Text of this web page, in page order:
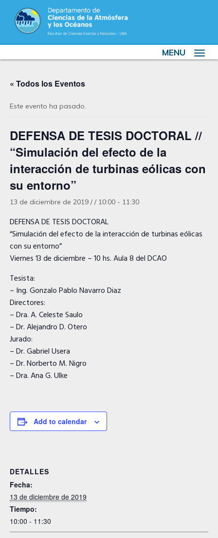
Toggle
MENU
« Todos los Eventos
Este evento ha pasado.
DEFENSA DE TESIS DOCTORAL //
“Simulación del efecto de la
interacción de turbinas eólicas con
su entorno”
13 de diciembre de 2019 / / 10:00 - 11:30
DEFENSA DE TESIS DOCTORAL
“Simulación del efecto de la interacción de turbinas eólicas
con su entorno”
Viernes 13 de diciembre – 10 hs. Aula 8 del DCAO
Tesista:
– Ing. Gonzalo Pablo Navarro Diaz
Directores:
– Dra. A. Celeste Saulo
– Dr. Alejandro D. Otero
Jurado:
– Dr. Gabriel Usera
– Dr. Norberto M. Nigro
– Dra. Ana G. Ulke
Add to calendar
DETALLES
Fecha:
13 de diciembre de 2019
Tiempo:
10:00 - 11:30